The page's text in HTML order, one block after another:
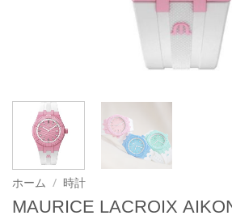
ホーム / 時計
MAURICE LACROIX